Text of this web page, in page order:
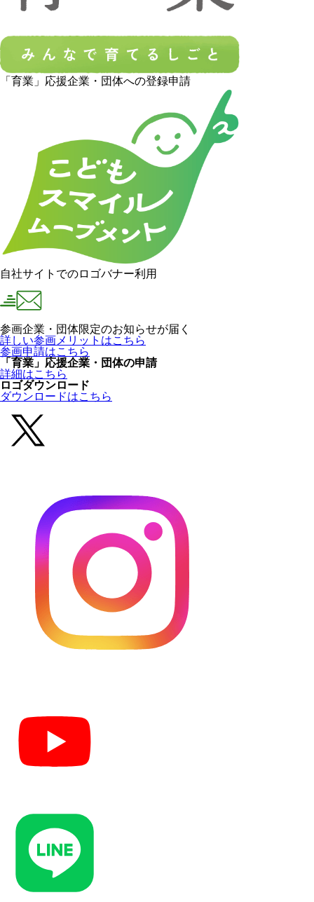
「育業」応援企業・団体への登録申請
自社サイトでのロゴバナー利用
参画企業・団体限定のお知らせが届く
詳しい参画メリットはこちら
参画申請はこちら
「育業」応援企業・団体の申請
詳細はこちら
ロゴダウンロード
ダウンロードはこちら